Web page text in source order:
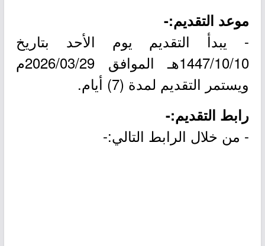
موعد التقديم:-
- يبدأ التقديم يوم الأحد بتاريخ
1447/10/10هـ الموافق 2026/03/29م
ويستمر التقديم لمدة (7) أيام.
رابط التقديم:-
- من خلال الرابط التالي:-